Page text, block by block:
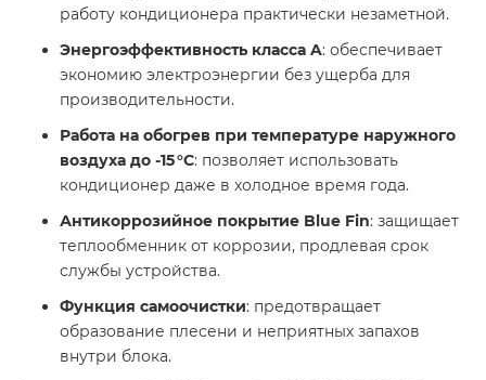
работу кондиционера практически незаметной. ​
Энергоэффективность класса A: обеспечивает
экономию электроэнергии без ущерба для
производительности. ​
Работа на обогрев при температуре наружного
воздуха до -15 °C: позволяет использовать
кондиционер даже в холодное время года. ​
Антикоррозийное покрытие Blue Fin: защищает
теплообменник от коррозии, продлевая срок
службы устройства. ​
Функция самоочистки: предотвращает
образование плесени и неприятных запахов
внутри блока. ​